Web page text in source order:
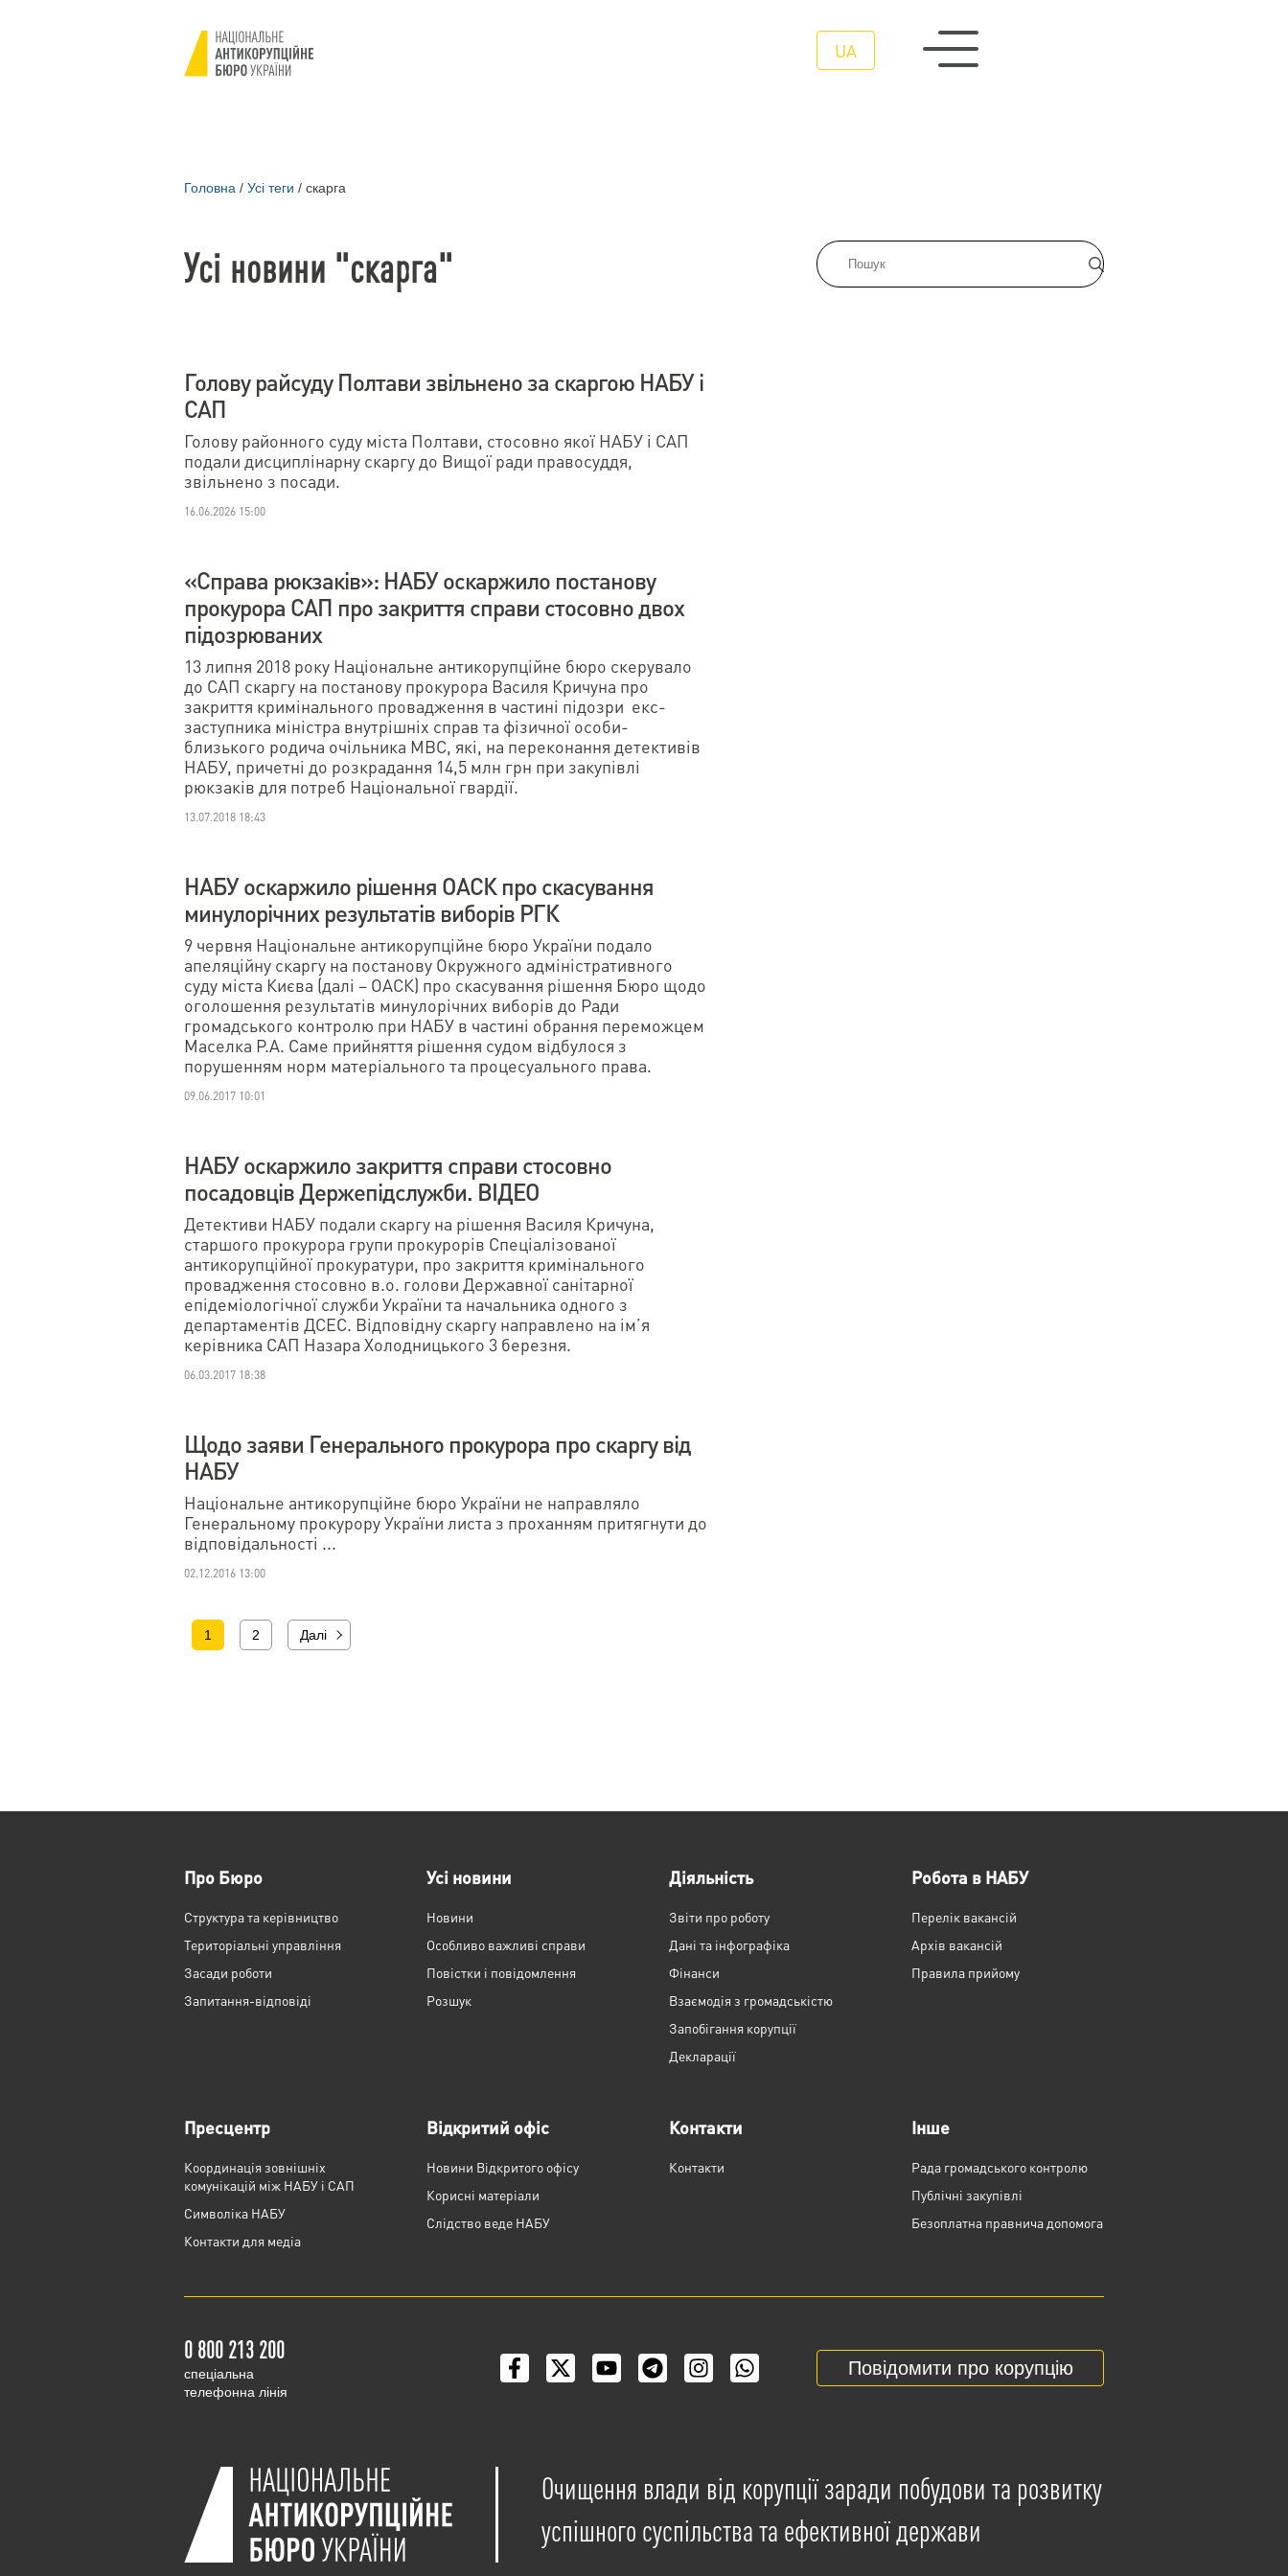
UA
Головна / Усі теги / скарга
Усі новини "скарга"
Голову райсуду Полтави звільнено за скаргою НАБУ і
САП
Голову районного суду міста Полтави, стосовно якої НАБУ і САП
подали дисциплінарну скаргу до Вищої ради правосуддя,
звільнено з посади.
16.06.2026 15:00
«Справа рюкзаків»: НАБУ оскаржило постанову
прокурора САП про закриття справи стосовно двох
підозрюваних
13 липня 2018 року Національне антикорупційне бюро скерувало
до САП скаргу на постанову прокурора Василя Кричуна про
закриття кримінального провадження в частині підозри екс-
заступника міністра внутрішніх справ та фізичної особи-
близького родича очільника МВС, які, на переконання детективів
НАБУ, причетні до розкрадання 14,5 млн грн при закупівлі
рюкзаків для потреб Національної гвардії.
13.07.2018 18:43
НАБУ оскаржило рішення ОАСК про скасування
минулорічних результатів виборів РГК
9 червня Національне антикорупційне бюро України подало
апеляційну скаргу на постанову Окружного адміністративного
суду міста Києва (далі – ОАСК) про скасування рішення Бюро щодо
оголошення результатів минулорічних виборів до Ради
громадського контролю при НАБУ в частині обрання переможцем
Маселка Р.А. Саме прийняття рішення судом відбулося з
порушенням норм матеріального та процесуального права.
09.06.2017 10:01
НАБУ оскаржило закриття справи стосовно
посадовців Держепідслужби. ВІДЕО
Детективи НАБУ подали скаргу на рішення Василя Кричуна,
старшого прокурора групи прокурорів Спеціалізованої
антикорупційної прокуратури, про закриття кримінального
провадження стосовно в.о. голови Державної санітарної
епідеміологічної служби України та начальника одного з
департаментів ДСЕС. Відповідну скаргу направлено на ім’я
керівника САП Назара Холодницького 3 березня.
06.03.2017 18:38
Щодо заяви Генерального прокурора про скаргу від
НАБУ
Національне антикорупційне бюро України не направляло
Генеральному прокурору України листа з проханням притягнути до
відповідальності ...
02.12.2016 13:00
1 2 Далі
Про Бюро
Структура та керівництво
Територіальні управління
Засади роботи
Запитання-відповіді
Усі новини
Новини
Особливо важливі справи
Повістки і повідомлення
Розшук
Діяльність
Звіти про роботу
Дані та інфографіка
Фінанси
Взаємодія з громадськістю
Запобігання корупції
Декларації
Робота в НАБУ
Перелік вакансій
Архів вакансій
Правила прийому
Пресцентр
Координація зовнішніх
комунікацій між НАБУ і САП
Cимволіка НАБУ
Контакти для медіа
Відкритий офіс
Новини Відкритого офісу
Корисні матеріали
Слідство веде НАБУ
Контакти
Контакти
Інше
Рада громадського контролю
Публічні закупівлі
Безоплатна правнича допомога
0 800 213 200
cпеціальна
телефонна лінія
Повідомити про корупцію
Очищення влади від корупції заради побудови та розвитку
успішного суспільства та ефективної держави